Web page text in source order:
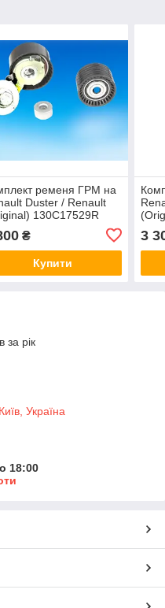
ременя ГРМ на
Duster / Renault
130C17529R
₴
Купити
3
за рік
Україна
18:00